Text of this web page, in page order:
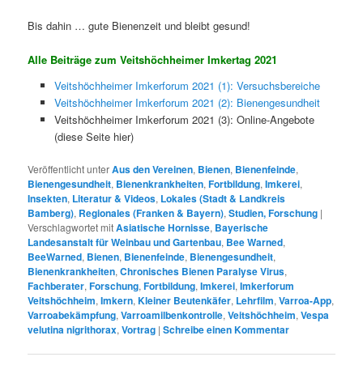
Bis dahin … gute Bienenzeit und bleibt gesund!
Alle Beiträge zum Veitshöchheimer Imkertag 2021
Veitshöchheimer Imkerforum 2021 (1): Versuchsbereiche
Veitshöchheimer Imkerforum 2021 (2): Bienengesundheit
Veitshöchheimer Imkerforum 2021 (3): Online-Angebote
(diese Seite hier)
Veröffentlicht unterAus den Vereinen, Bienen, Bienenfeinde,
Bienengesundheit, Bienenkrankheiten,Fortbildung,Imkerei,
Insekten, Literatur & Videos, Lokales (Stadt & Landkreis
Bamberg), Regionales (Franken & Bayern),Studien, Forschung |
Verschlagwortet mitAsiatische Hornisse, Bayerische
Landesanstalt für Weinbau und Gartenbau, Bee Warned,
BeeWarned, Bienen, Bienenfeinde, Bienengesundheit,
Bienenkrankheiten,Chronisches Bienen Paralyse Virus,
Fachberater,Forschung,Fortbildung,Imkerei,Imkerforum
Veitshöchheim,Imkern,Kleiner Beutenkäfer, Lehrfilm,Varroa-App,
Varroabekämpfung,Varroamilbenkontrolle,Veitshöchheim,Vespa
velutina nigrithorax,Vortrag |Schreibe einen Kommentar